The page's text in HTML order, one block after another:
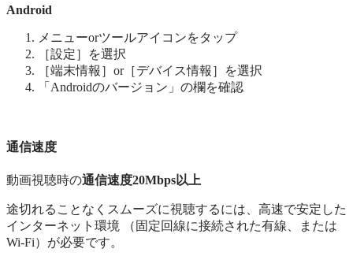
Android
メニューorツールアイコンをタップ
［設定］を選択
［端末情報］or［デバイス情報］を選択
「Androidのバージョン」の欄を確認
通信速度
動画視聴時の通信速度20Mbps以上
途切れることなくスムーズに視聴するには、高速で安定した
インターネット環境 （固定回線に接続された有線、または
Wi-Fi）が必要です。